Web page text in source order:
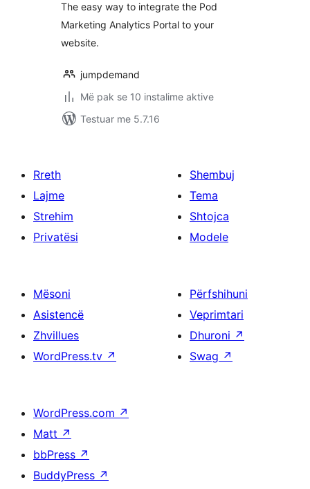
The easy way to integrate the Pod
Marketing Analytics Portal to your
website.
jumpdemand
Më pak se 10 instalime aktive
Testuar me 5.7.16
Rreth
Lajme
Strehim
Privatësi
Shembuj
Tema
Shtojca
Modele
Mësoni
Asistencë
Zhvillues
WordPress.tv ↗
Përfshihuni
Veprimtari
Dhuroni ↗
Swag ↗
WordPress.com ↗
Matt ↗
bbPress ↗
BuddyPress ↗